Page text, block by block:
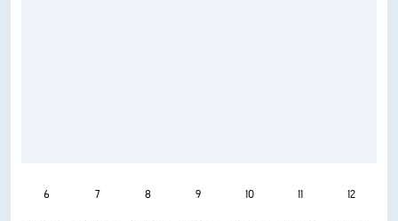
6 7 8 9 10 11 12